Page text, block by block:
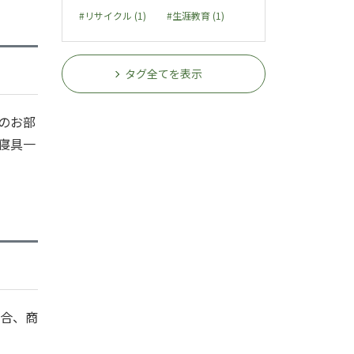
お部
具一
、商
#リサイクル (1) #生涯教育 (1)
タグ全てを表示